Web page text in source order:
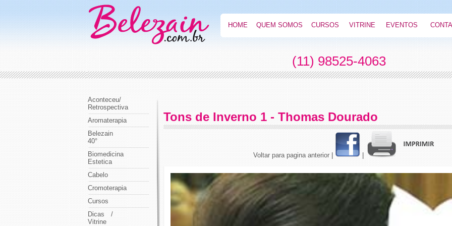
HOME QUEM SOMOS CURSOS VITRINE EVENTOS
(11) 98525-4063
Aconteceu/
Retrospectiva
Aromaterapia
Belezain
40°
Biomedicina
Estetica
Cabelo
Cromoterapia
Cursos
Dicas /
Vitrine
Tons de Inverno 1 - Thomas Dourado
Voltar para pagina anterior|